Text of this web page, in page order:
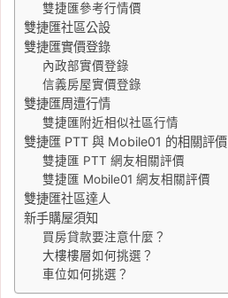
雙捷匯參考行情價
雙捷匯社區公設
雙捷匯實價登錄
內政部實價登錄
信義房屋實價登錄
雙捷匯周遭行情
雙捷匯附近相似社區行情
雙捷匯 PTT 與 Mobile01 的相關評價
雙捷匯 PTT 網友相關評價
雙捷匯 Mobile01 網友相關評價
雙捷匯社區達人
新手購屋須知
買房貸款要注意什麼？
大樓樓層如何挑選？
車位如何挑選？